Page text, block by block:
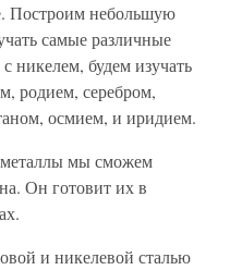
Построим небольшую
самые различные
никелем, будем изучать
родием, серебром,
осмием, и иридием.
мы сможем
Он готовит их в
и никелевой сталью